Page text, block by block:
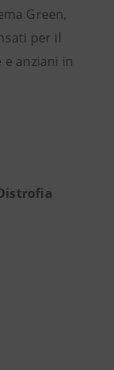
Green,
per il
anziani in